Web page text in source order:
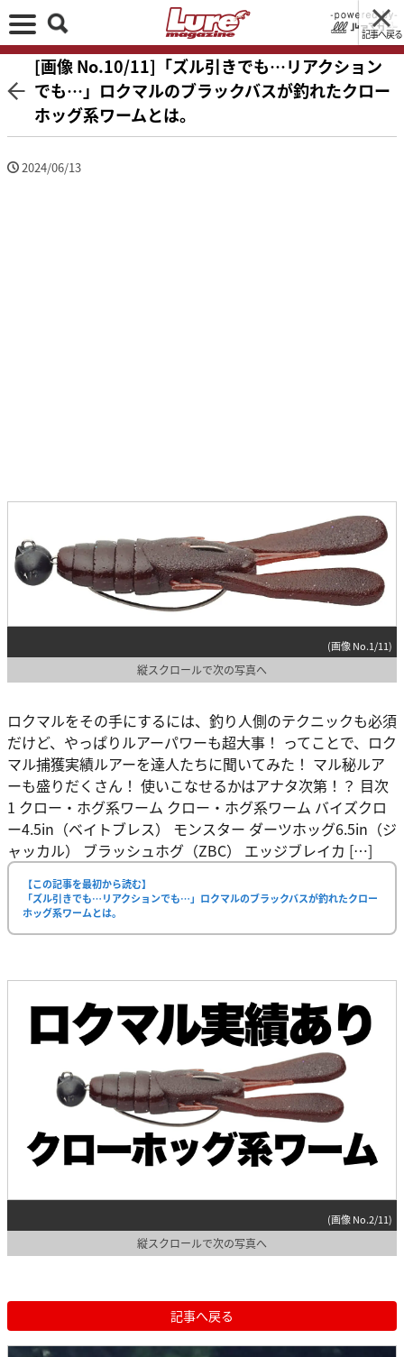
記事へ戻る
[画像 No.10/11]「ズル引きでも…リアクション
でも…」ロクマルのブラックバスが釣れたクロー
ホッグ系ワームとは。
2024/06/13
(画像 No.1/11)
縦スクロールで次の写真へ
ロクマルをその手にするには、釣り人側のテクニックも必須
だけど、やっぱりルアーパワーも超大事！ ってことで、ロク
マル捕獲実績ルアーを達人たちに聞いてみた！ マル秘ルア
ーも盛りだくさん！ 使いこなせるかはアナタ次第！？ 目次
1 クロー・ホグ系ワーム クロー・ホグ系ワーム バイズクロ
ー4.5in（ベイトブレス） モンスター ダーツホッグ6.5in（ジ
ャッカル） ブラッシュホグ（ZBC） エッジブレイカ […]
【この記事を最初から読む】
「ズル引きでも…リアクションでも…」ロクマルのブラックバスが釣れたクロー
ホッグ系ワームとは。
(画像 No.2/11)
縦スクロールで次の写真へ
記事へ戻る